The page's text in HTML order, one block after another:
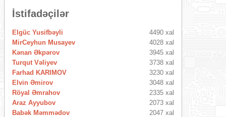
İstifadəçilər
Elgüc Yusifbəyli
4490 xal
MirCeyhun Musayev
4028 xal
Kənan Əkpərov
3945 xal
Turqut Vəliyev
3738 xal
Farhad KARIMOV
3230 xal
Elvin Əmirov
3048 xal
Röyal Əmrahov
2335 xal
Araz Ayyubov
2073 xal
Babək Məmmədov
2047 xal